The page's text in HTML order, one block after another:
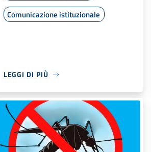
Comunicazione istituzionale
LEGGI DI PIÙ